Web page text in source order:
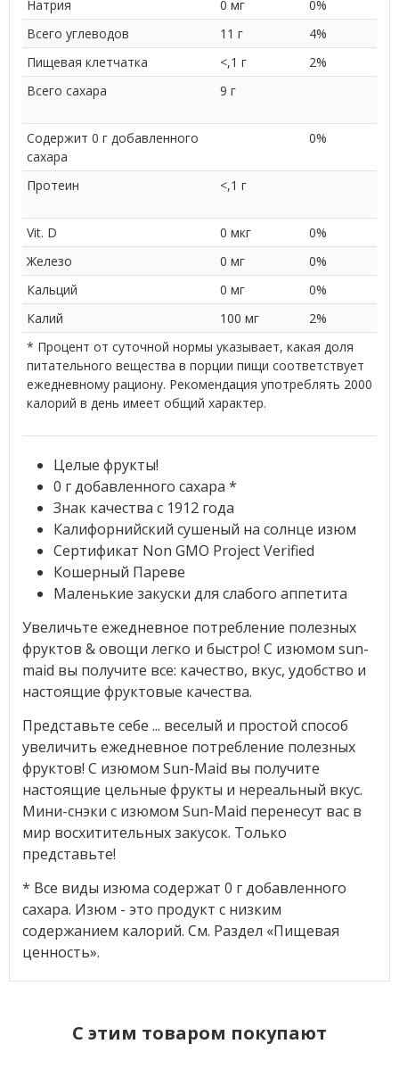
Натрия 0 мг
0%
Всего углеводов
11 г
4%
Пищевая клетчатка
<,1 г
2%
Всего сахара
9 г
Содержит 0 г добавленного
сахара
0%
Протеин <,1 г
Vit. D 0 мкг
0%
Железо
0 мг
0%
Кальций
0 мг
0%
Калий
100 мг
2%
* Процент от суточной нормы указывает, какая доля
питательного вещества в порции пищи соответствует
ежедневному рациону. Рекомендация употреблять 2000
калорий в день имеет общий характер.
Целые фрукты!
0 г добавленного сахара *
Знак качества с 1912 года
Калифорнийский сушеный на солнце изюм
Сертификат Non GMO Project Verified
Кошерный Пареве
Маленькие закуски для слабого аппетита
Увеличьте ежедневное потребление полезных
фруктов & овощи легко и быстро! С изюмом sun-
maid вы получите все: качество, вкус, удобство и
настоящие фруктовые качества.
Представьте себе ... веселый и простой способ
увеличить ежедневное потребление полезных
фруктов! С изюмом Sun-Maid вы получите
настоящие цельные фрукты и нереальный вкус.
Мини-снэки с изюмом Sun-Maid перенесут вас в
мир восхитительных закусок. Только
представьте!
* Все виды изюма содержат 0 г добавленного
сахара. Изюм - это продукт с низким
содержанием калорий. См. Раздел «Пищевая
ценность».
C этим товаром покупают